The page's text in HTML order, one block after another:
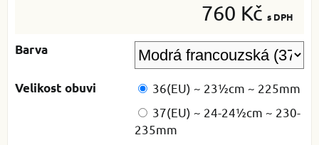
760 Kč s DPH
Barva
Velikost obuvi
36(EU) ~ 23½cm ~ 225mm
37(EU) ~ 24-24½cm ~ 230-
235mm